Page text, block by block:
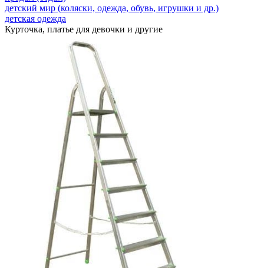
детский мир (коляски, одежда, обувь, игрушки и др.)
детская одежда
Курточка, платье для девочки и другие